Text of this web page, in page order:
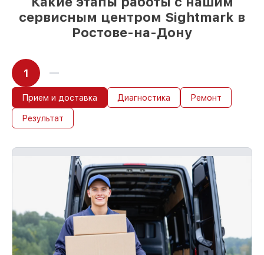
сервисным центром Sightmark в
Ростове-на-Дону
1
Прием и доставка Диагностика Ремонт
Результат